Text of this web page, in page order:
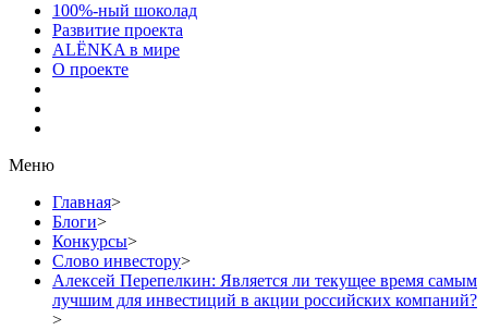
100%-ный шоколад
Развитие проекта
ALЁNKA в мире
О проекте
Меню
Главная>
Блоги>
Конкурсы>
Слово инвестору>
Алексей Перепелкин: Является ли текущее время самым
лучшим для инвестиций в акции российских компаний?
>